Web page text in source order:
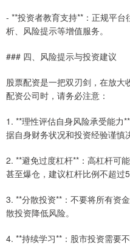
- **投资者教育支持**：正规平
析、风险提示等增值服务。
### 四、风险提示与投资建议
股票配资是一把双刃剑，在放
配资公司时，请务必注意：
1. **理性评估自身风险承受能力
据自身财务状况和投资经验谨慎
2. **避免过度杠杆**：高杠杆可
甚至爆仓，建议杠杆比例不超过5
3. **分散投资**：不要将所有资
散投资降低风险。
4. **持续学习**：股市投资需要